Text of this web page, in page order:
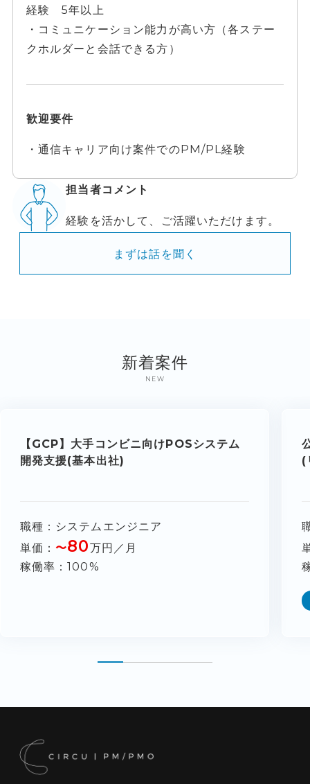
経験 5年以上
・コミュニケーション能力が高い方（各ステー
クホルダーと会話できる方）
歓迎要件
・通信キャリア向け案件でのPM/PL経験
担当者コメント
経験を活かして、ご活躍いただけます。
まずは話を聞く
新着案件
NEW
【GCP】大手コンビニ向けPOSシステム
開発支援(基本出社)
職種
システムエンジニア
単価
〜80万円／月
稼働率
100%
(